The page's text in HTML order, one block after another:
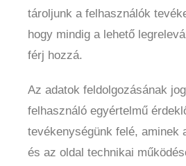
tároljunk a felhasználók
hogy mindig a lehető
férj hozzá.
Az adatok feldolgozásának
felhasználó egyértelmű
tevékenységünk felé, aminek
és az oldal technikai